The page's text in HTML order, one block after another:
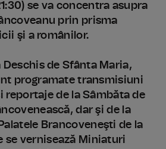
se va concentra asupra
prin prisma
şi a românilor.
Deschis de Sfânta Maria,
programate transmisiuni
reportaje de la Sâmbăta de
dar şi de la
Brancoveneşti de la
se vernisează Miniaturi